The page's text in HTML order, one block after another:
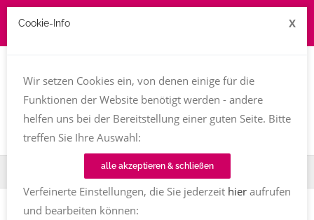
Home TT-Magazin Textinen
Cookie-Info X
Wir setzen Cookies ein, von denen einige für die
Funktionen der Website benötigt werden - andere
helfen uns bei der Bereitstellung einer guten Seite. Bitte
treffen Sie Ihre Auswahl:
alle akzeptieren & schließen
Verfeinerte Einstellungen, die Sie jederzeit hieraufrufen
und bearbeiten können: